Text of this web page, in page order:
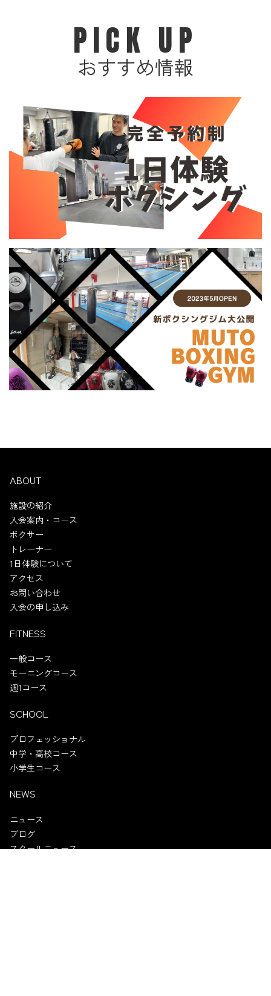
PICK UP
おすすめ情報
ABOUT
施設の紹介
入会案内・コース
ボクサー
トレーナー
1日体験について
アクセス
お問い合わせ
入会の申し込み
FITNESS
一般コース
モーニングコース
週1コース
SCHOOL
プロフェッショナル
中学・高校コース
小学生コース
NEWS
ニュース
ブログ
スクールニュース